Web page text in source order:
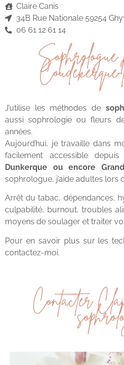
Claire Canis
34B Rue Nationale 59254
06 61 12 61 14
J’utilise les méthodes de
aussi sophrologie ou fleurs
années.
Aujourd’hui, je travaille dans
facilement accessible depuis
Dunkerque ou encore
sophrologue, j’aide adultes lors
Arrêt du tabac, dépendances,
culpabilité, burnout, troubles
moyens de soulager et traiter
Pour en savoir plus sur les
contactez-moi.
Contacter